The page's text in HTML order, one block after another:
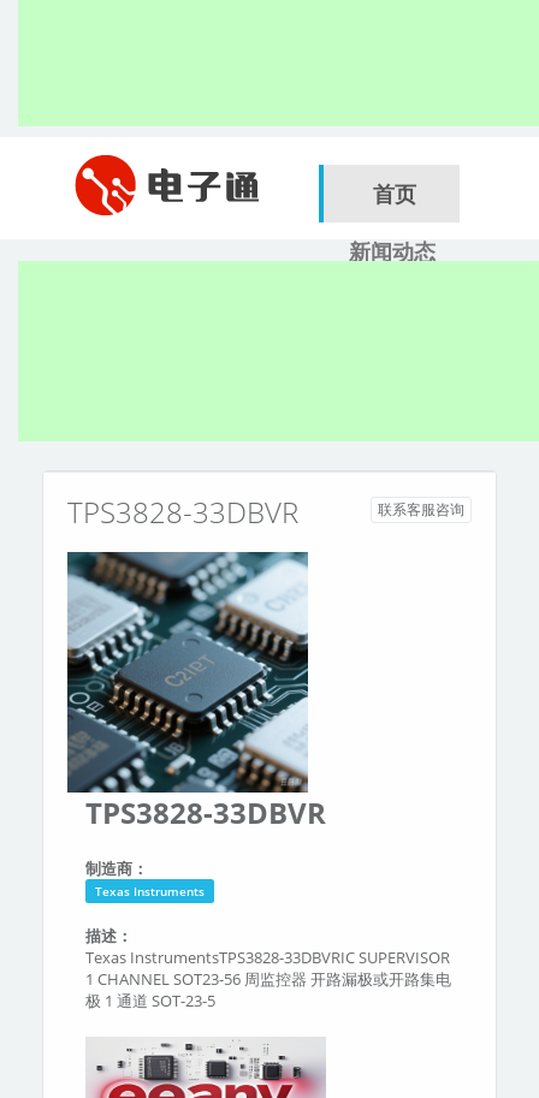
首页
新闻动态
服务商
联系客服咨询
TPS3828-33DBVR
TPS3828-33DBVR
制造商：
Texas Instruments
描述：
Texas InstrumentsTPS3828-33DBVRIC SUPERVISOR
1 CHANNEL SOT23-56 周监控器 开路漏极或开路集电
极 1 通道 SOT-23-5